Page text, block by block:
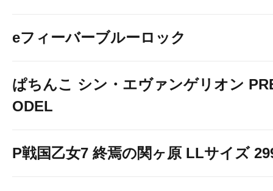
eフィーバーブルーロック
ぱちんこ シン・エヴァンゲリオン
ODEL
P戦国乙女7 終焉の関ヶ原 LLサイズ